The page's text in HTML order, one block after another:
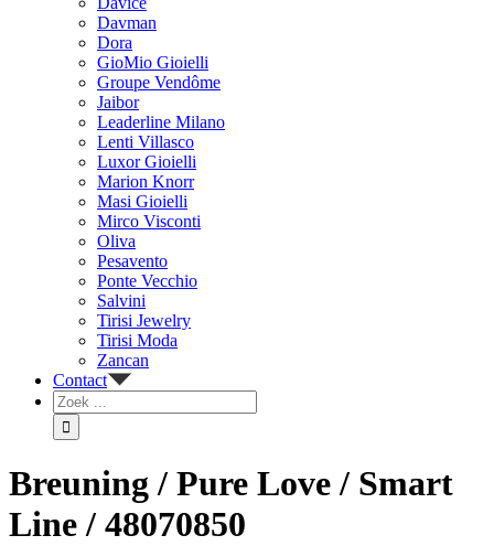
Davman
Dora
GioMio Gioielli
Groupe Vendôme
Jaibor
Leaderline Milano
Lenti Villasco
Luxor Gioielli
Marion Knorr
Masi Gioielli
Mirco Visconti
Oliva
Pesavento
Ponte Vecchio
Salvini
Tirisi Jewelry
Tirisi Moda
Zancan
Contact
Breuning / Pure Love / Smart
Line / 48070850